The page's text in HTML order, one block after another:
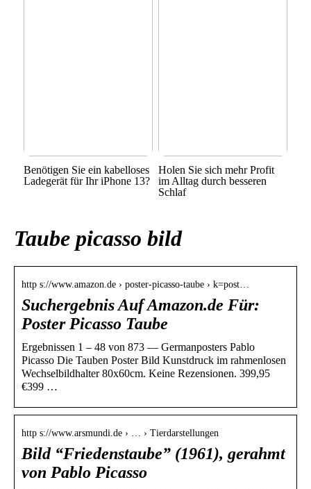
Benötigen Sie ein kabelloses
Ladegerät für Ihr iPhone 13?
Holen Sie sich mehr Profit
im Alltag durch besseren
Schlaf
Taube picasso bild
http s://www.amazon.de › poster-picasso-taube › k=post…
Suchergebnis Auf Amazon.de Für:
Poster Picasso Taube
Ergebnissen 1 – 48 von 873 — Germanposters Pablo
Picasso Die Tauben Poster Bild Kunstdruck im rahmenlosen
Wechselbildhalter 80x60cm. Keine Rezensionen. 399,95
€399 …
http s://www.arsmundi.de › … › Tierdarstellungen
Bild “Friedenstaube” (1961), gerahmt
von Pablo Picasso